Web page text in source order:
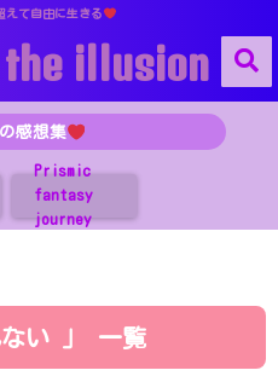
えて自由に生きる
illusion
感想集
Prismic
fantasy
journey
ない 」 一覧